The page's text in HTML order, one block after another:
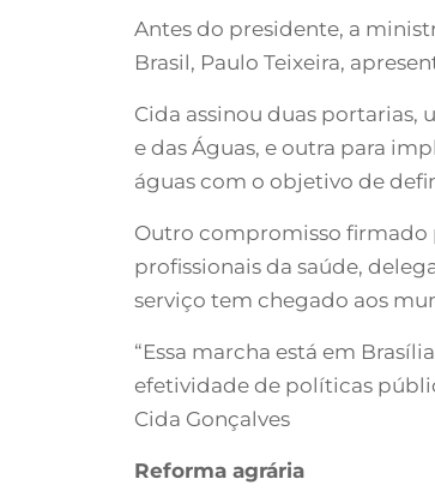
Antes do presidente, a
Brasil, Paulo Teixeira,
Cida assinou duas portarias,
e das Águas, e outra para
águas com o objetivo de
Outro compromisso firmado
profissionais da saúde,
serviço tem chegado aos
“Essa marcha está em
efetividade de políticas
Cida Gonçalves
Reforma agrária